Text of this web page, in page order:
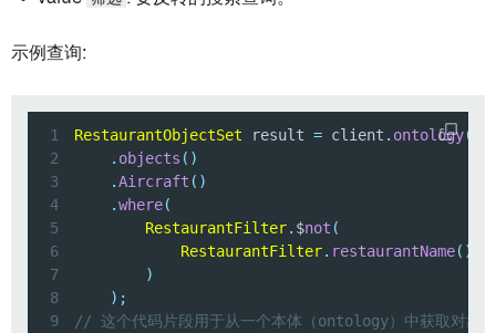
示例查询:
1 RestaurantObjectSet result = client . ontology(
2
. objects ( )
3
.Aircraft ( )
4
.where(
5
RestaurantFilter. $not (
6
RestaurantFilter. restaurantName( )
7
)
8
) ;
9
// 这个代码片段用于从一个本体（ontology）中获取对象